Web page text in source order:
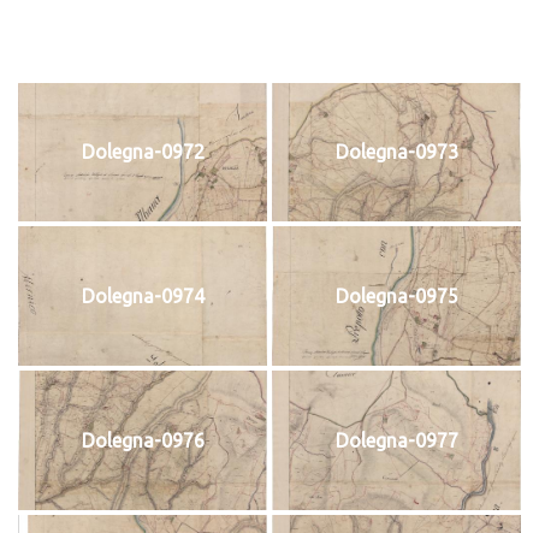
Dolegna-0972 Dolegna-0973
Dolegna-0974 Dolegna-0975
Dolegna-0976 Dolegna-0977